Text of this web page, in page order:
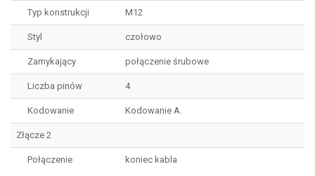
Typ konstrukcji M12
Styl czołowo
Zamykający połączenie śrubowe
Liczba pinów 4
Kodowanie Kodowanie A.
Złącze 2
Połączenie koniec kabla